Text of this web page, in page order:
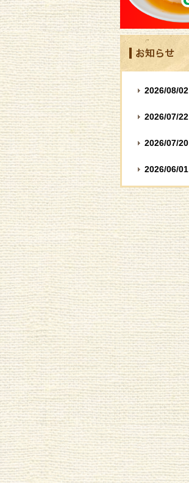
2026/08/02
2026/07/22
2026/07/20
2026/06/01